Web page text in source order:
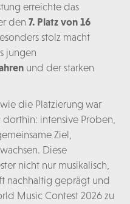
erreichte das
den 7. Platz von 16
stolz macht
jungen
und der starken
die Platzierung war
intensive Proben,
Ziel,
Diese
nicht nur musikalisch,
nachhaltig geprägt und
Music Contest 2026 zu